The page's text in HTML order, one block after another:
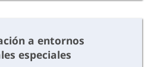
a entornos
especiales